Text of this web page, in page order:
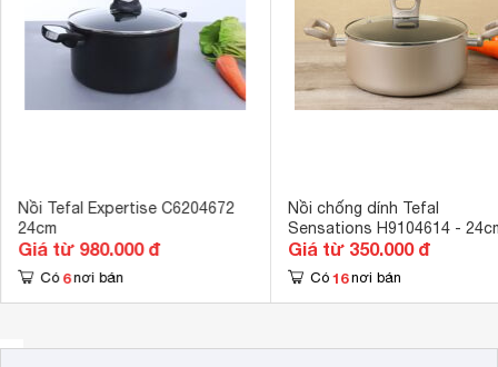
Nồi Tefal Expertise C6204672
24cm
Giá từ 980.000 đ
Có 6 nơi bán
Nồi chống dính Tefal
Sensations H9104614 -
Giá từ 350.000 đ
Có 16 nơi bán